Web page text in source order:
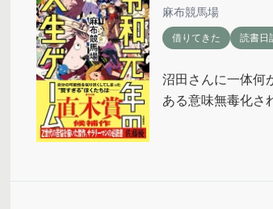
麻布競馬場
借りてきた 読書日
沼田さんに一体何
ある意味無毒化さ